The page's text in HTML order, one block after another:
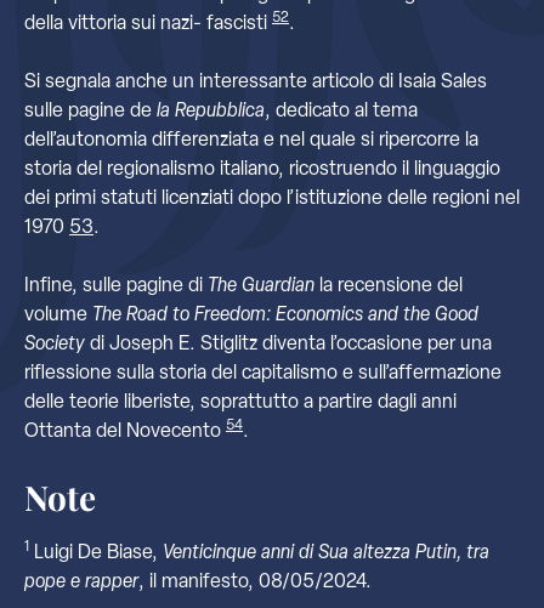
della vittoria sui nazi- fascisti 52.
Si segnala anche un interessante articolo di Isaia Sales
sulle pagine de la Repubblica, dedicato al tema
dell’autonomia differenziata e nel quale si ripercorre la
storia del regionalismo italiano, ricostruendo il linguaggio
dei primi statuti licenziati dopo l’istituzione delle regioni nel
1970 53.
Infine, sulle pagine di The Guardian la recensione del
volume The Road to Freedom: Economics and the Good
Society di Joseph E. Stiglitz diventa l’occasione per una
riflessione sulla storia del capitalismo e sull’affermazione
delle teorie liberiste, soprattutto a partire dagli anni
Ottanta del Novecento 54.
Note
1 Luigi De Biase, Venticinque anni di Sua altezza Putin, tra
pope e rapper, il manifesto, 08/05/2024.